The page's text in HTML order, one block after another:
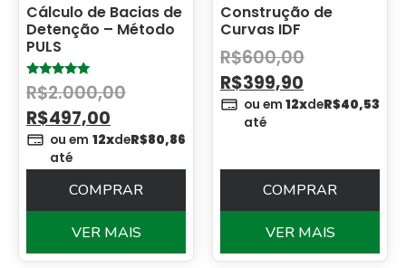
Cálculo de Bacias de
Detenção – Método
PULS
Avaliação
5.00
de 5
R$2.000,00
R$497,00
ou em
até
12xdeR$80,86
COMPRAR
VER MAIS
Construção de
Curvas IDF
R$600,00
R$399,90
ou em
até
12xdeR$40,53
COMPRAR
VER MAIS